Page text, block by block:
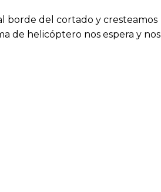
borde del cortado y cresteamos
de helicóptero nos espera y nos